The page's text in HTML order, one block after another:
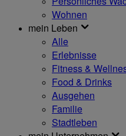
Wohnen
mein Leben
Alle
Erlebnisse
Fitness &
Food & Drinks
Ausgehen
Familie
Stadtleben